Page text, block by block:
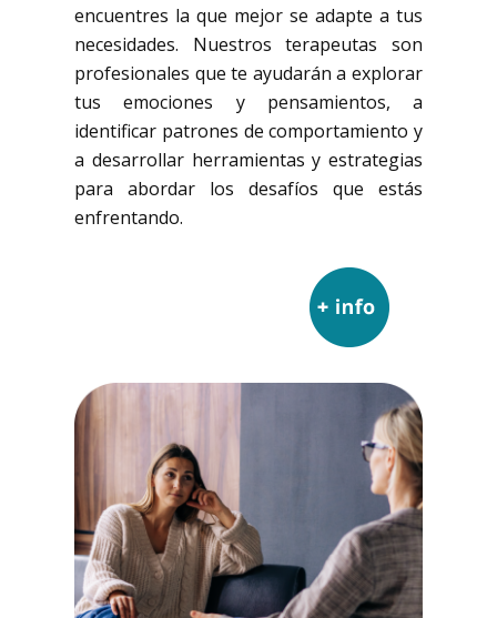
encuentres la que mejor se adapte a tus
necesidades. Nuestros terapeutas son
profesionales que te ayudarán a explorar
tus emociones y pensamientos, a
identificar patrones de comportamiento y
a desarrollar herramientas y estrategias
para abordar los desafíos que estás
enfrentando.